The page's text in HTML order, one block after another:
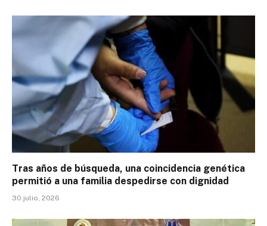
Tras años de búsqueda, una coincidencia genética
permitió a una familia despedirse con dignidad
30 julio, 2026